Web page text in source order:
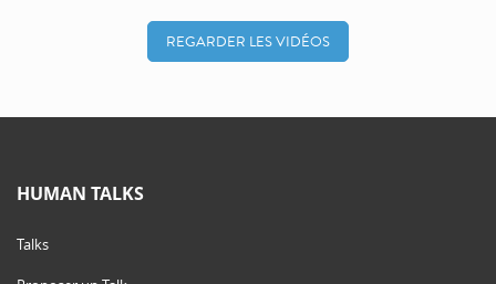
REGARDER LES VIDÉOS
HUMAN TALKS
Talks